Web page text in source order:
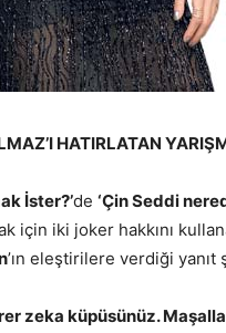
HATIRLATAN
İster?’de ‘Çin Seddi
için iki joker hakkını
’ın eleştirilere verdiği yanıt
zeka küpüsünüz.